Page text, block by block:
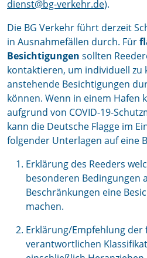
dienst@bg-verkehr.de).
Die BG Verkehr führt derzeit
in Ausnahmefällen durch. Für
Besichtigungen sollten
kontaktieren, um individuell zu
anstehende Besichtigungen
können. Wenn in einem Hafen
aufgrund von COVID-19-
kann die Deutsche Flagge im
folgender Unterlagen auf eine
Erklärung des Reeders
besonderen Bedingungen
Beschränkungen eine
machen.
Erklärung/Empfehlung der
verantwortlichen